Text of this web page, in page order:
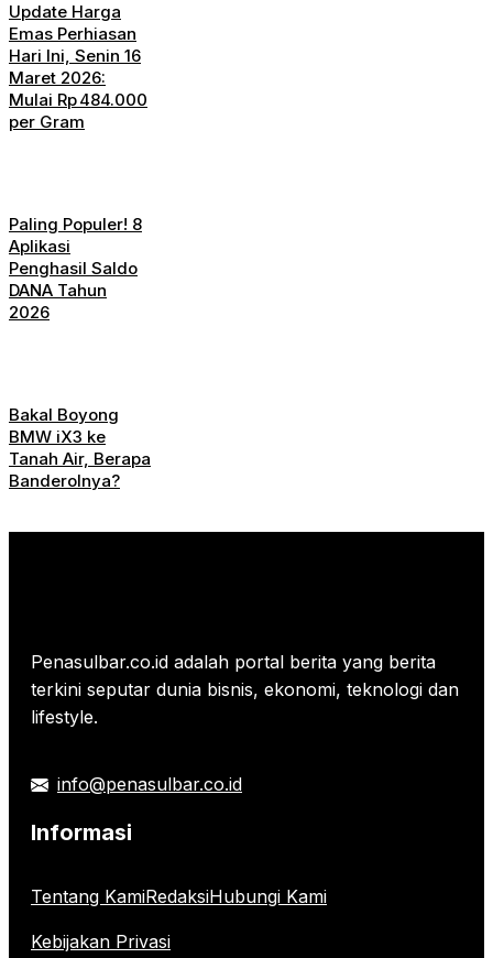
Update Harga
Emas Perhiasan
Hari Ini, Senin 16
Maret 2026:
Mulai Rp 484.000
per Gram
Paling Populer! 8
Aplikasi
Penghasil Saldo
DANA Tahun
2026
Bakal Boyong
BMW iX3 ke
Tanah Air, Berapa
Banderolnya?
Penasulbar.co.id adalah portal berita yang berita
terkini seputar dunia bisnis, ekonomi, teknologi dan
lifestyle.
info@penasulbar.co.id
Informasi
Tentang KamiRedaksiHubungi Kami
Kebijakan Privasi